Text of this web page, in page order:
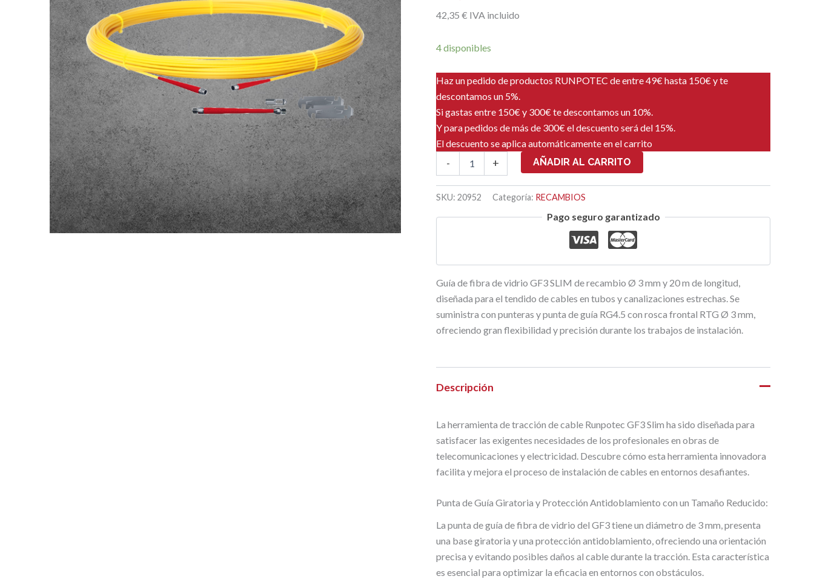
42 ,35 € IVA incluido
4 disponibles
Haz un pedido de productos RUNPOTEC de entre 49€ hasta 150€ y te
descontamos un 5%.
Si gastas entre 150€ y 300€ te descontamos un 10%.
Y para pedidos de más de 300€ el descuento será del 15%.
El descuento se aplica automáticamente en el carrito
-
20
cantidad
+ AÑADIR AL CARRITO
SKU: 20952 Categoría: RECAMBIOS
Pago seguro garantizado
Guía de fibra de vidrio GF3 SLIM de recambio Ø 3 mm y 20 m de longitud,
diseñada para el tendido de cables en tubos y canalizaciones estrechas. Se
suministra con punteras y punta de guía RG4.5 con rosca frontal RTG Ø 3 mm,
ofreciendo gran flexibilidad y precisión durante los trabajos de instalación.
Descripción
La herramienta de tracción de cable Runpotec GF3 Slim ha sido diseñada para
satisfacer las exigentes necesidades de los profesionales en obras de
telecomunicaciones y electricidad. Descubre cómo esta herramienta innovadora
facilita y mejora el proceso de instalación de cables en entornos desafiantes.
Punta de Guía Giratoria y Protección Antidoblamiento con un Tamaño Reducido:
La punta de guía de fibra de vidrio del GF3 tiene un diámetro de 3 mm, presenta
una base giratoria y una protección antidoblamiento, ofreciendo una orientación
precisa y evitando posibles daños al cable durante la tracción. Esta característica
es esencial para optimizar la eficacia en entornos con obstáculos.